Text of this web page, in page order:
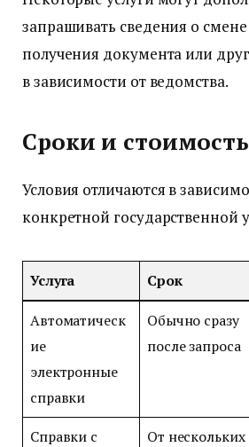
запрашивать сведения о
получения документа или
в зависимости от ведомства.
Сроки и стоимость
Условия отличаются в
конкретной государственной
Услуга Срок
Автоматическ
ие
электронные
справки
Обычно сразу
после запроса
Справки с
От нескольких